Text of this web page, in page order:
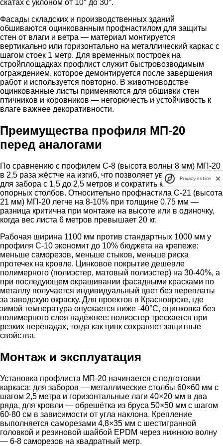
скатах с уклоном от 10° до 30°.
Фасады складских и производственных зданий
обшиваются оцинкованным профнастилом для защиты
стен от влаги и ветра — материал монтируется
вертикально или горизонтально на металлический каркас с
шагом стоек 1 метр. Для временных построек на
стройплощадках профлист служит быстровозводимым
ограждением, которое демонтируется после завершения
работ и используется повторно. В животноводстве
оцинкованные листы применяются для обшивки стен
птичников и коровников — негорючесть и устойчивость к
влаге важнее декоративности.
Преимущества профиля МП-20
перед аналогами
По сравнению с профилем С-8 (высота волны 8 мм) МП-20
в 2,5 раза жёстче на изгиб, что позволяет увеличить шаг лаг
для забора с 1,5 до 2,5 метров и сократить количество
опорных столбов. Относительно профнастила С-21 (высота
21 мм) МП-20 легче на 8-10% при толщине 0,75 мм —
разница критична при монтаже на высоте или в одиночку,
когда вес листа 6 метров превышает 20 кг.
Рабочая ширина 1100 мм против стандартных 1000 мм у
профиля С-10 экономит до 10% бюджета на крепеже:
меньше саморезов, меньше стыков, меньше риска
протечек на кровле. Цинковое покрытие дешевле
полимерного (полиэстер, матовый полиэстер) на 30-40%, а
при последующем окрашивании фасадными красками по
металлу получается индивидуальный цвет без переплаты
за заводскую окраску. Для проектов в Красноярске, где
зимой температура опускается ниже -40°C, оцинковка без
полимерного слоя надёжнее: полиэстер трескается при
резких перепадах, тогда как цинк сохраняет защитные
свойства.
Монтаж и эксплуатация
Установка профлиста МП-20 начинается с подготовки
каркаса: для заборов — металлические столбы 60×60 мм с
шагом 2,5 метра и горизонтальные лаги 40×20 мм в два
ряда, для кровли — обрешётка из бруса 50×50 мм с шагом
60-80 см в зависимости от угла наклона. Крепление
выполняется саморезами 4,8×35 мм с шестигранной
головкой и резиновой шайбой EPDM через нижнюю волну
— 6-8 саморезов на квадратный метр.
Privacy notice